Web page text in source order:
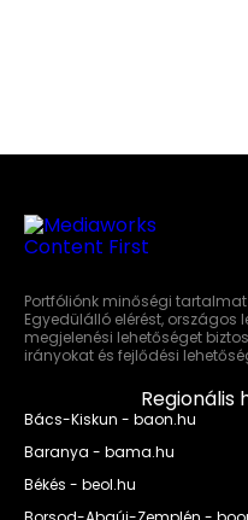
Portfóliónk minőségi
Egyedülálló elérést, országos
megjelenési lehetőséget
irányokat és fejlődési
Bács-Kiskun - baon.hu
Baranya - bama.hu
Békés - beol.hu